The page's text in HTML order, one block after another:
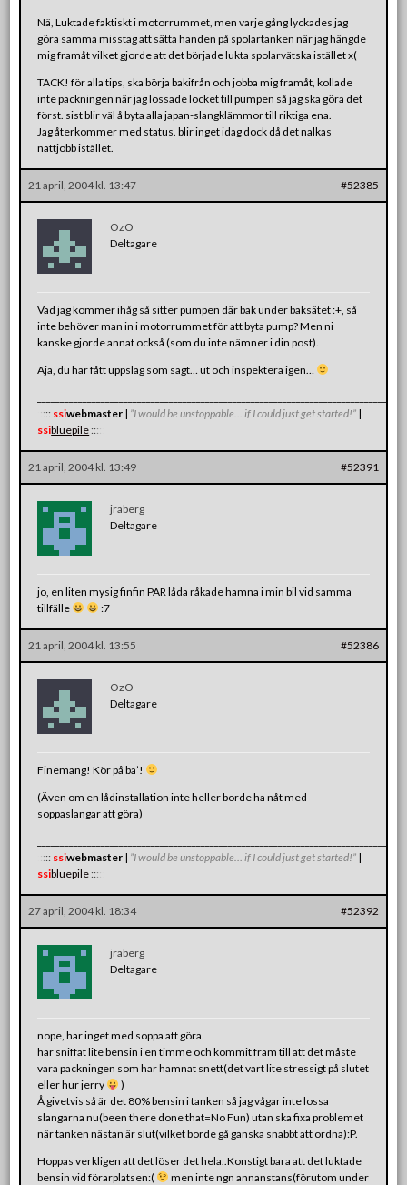
Nä, Luktade faktiskt i motorrummet, men varje gång lyckades jag
göra samma misstag att sätta handen på spolartanken när jag hängde
mig framåt vilket gjorde att det började lukta spolarvätska istället x(
TACK! för alla tips, ska börja bakifrån och jobba mig framåt, kollade
inte packningen när jag lossade locket till pumpen så jag ska göra det
först. sist blir väl å byta alla japan-slangklämmor till riktiga ena.
Jag återkommer med status. blir inget idag dock då det nalkas
nattjobb istället.
21 april, 2004 kl. 13:47 #52385
OzO
Deltagare
Vad jag kommer ihåg så sitter pumpen där bak under baksätet :+, så
inte behöver man in i motorrummet för att byta pump? Men ni
kanske gjorde annat också (som du inte nämner i din post).
Aja, du har fått uppslag som sagt… ut och inspektera igen…
:::: ssiwebmaster | ”I would be unstoppable… if I could just get started!” |
ssibluepile ::::
21 april, 2004 kl. 13:49 #52391
jraberg
Deltagare
jo, en liten mysig finfin PAR låda råkade hamna i min bil vid samma
tillfälle
:7
21 april, 2004 kl. 13:55 #52386
OzO
Deltagare
Finemang! Kör på ba’!
(Även om en lådinstallation inte heller borde ha nåt med
soppaslangar att göra)
:::: ssiwebmaster | ”I would be unstoppable… if I could just get started!” |
ssibluepile ::::
27 april, 2004 kl. 18:34 #52392
jraberg
Deltagare
nope, har inget med soppa att göra.
har sniffat lite bensin i en timme och kommit fram till att det måste
vara packningen som har hamnat snett(det vart lite stressigt på slutet
eller hur jerry
)
Å givetvis så är det 80% bensin i tanken så jag vågar inte lossa
slangarna nu(been there done that=No Fun) utan ska fixa problemet
när tanken nästan är slut(vilket borde gå ganska snabbt att ordna):P.
Hoppas verkligen att det löser det hela..Konstigt bara att det luktade
bensin vid förarplatsen:(
men inte ngn annanstans(förutom under